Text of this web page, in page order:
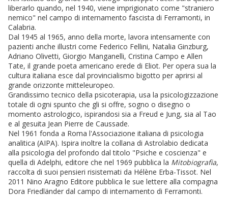
liberarlo quando, nel 1940, viene imprigionato come "straniero
nemico" nel campo di internamento fascista di Ferramonti, in
Calabria.
Dal 1945 al 1965, anno della morte, lavora intensamente con
pazienti anche illustri come Federico Fellini, Natalia Ginzburg,
Adriano Olivetti, Giorgio Manganelli, Cristina Campo e Allen
Tate, il grande poeta americano erede di Eliot. Per opera sua la
cultura italiana esce dal provincialismo bigotto per aprirsi al
grande orizzonte mitteleuropeo.
Grandissimo tecnico della psicoterapia, usa la psicologizzazione
totale di ogni spunto che gli si offre, sogno o disegno o
momento astrologico, ispirandosi sia a Freud e Jung, sia al Tao
e al gesuita Jean Pierre de Caussade.
Nel 1961 fonda a Roma l'Associazione italiana di psicologia
analitica (AIPA). Ispira inoltre la collana di Astrolabio dedicata
alla psicologia del profondo dal titolo "Psiche e coscienza" e
quella di Adelphi, editore che nel 1969 pubblica la Mitobiografia,
raccolta di suoi pensieri risistemati da Hélène Erba-Tissot. Nel
2011 Nino Aragno Editore pubblica le sue lettere alla compagna
Dora Friedländer dal campo di internamento di Ferramonti.